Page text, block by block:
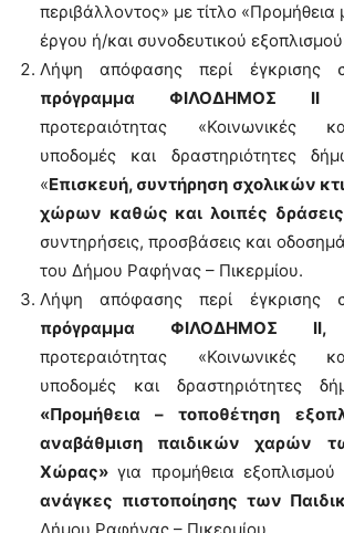
περιβάλλοντος» με τίτλο
έργου ή/και συνοδευτικού
Λήψη απόφασης περί έγκρισης
πρόγραμμα ΦΙΛΟΔΗΜΟΣ ΙΙ
προτεραιότητας «Κοινωνικές
υποδομές και δραστηριότητες
«Επισκευή, συντήρηση σχολικών
χώρων καθώς και λοιπές
συντηρήσεις, προσβάσεις και
του Δήμου Ραφήνας – Πικερμίου.
Λήψη απόφασης περί έγκρισης
πρόγραμμα ΦΙΛΟΔΗΜΟΣ ΙΙ,
προτεραιότητας «Κοινωνικές
υποδομές και δραστηριότητες
«Προμήθεια – τοποθέτηση
αναβάθμιση παιδικών χαρών
Χώρας» για προμήθεια
ανάγκες πιστοποίησης των